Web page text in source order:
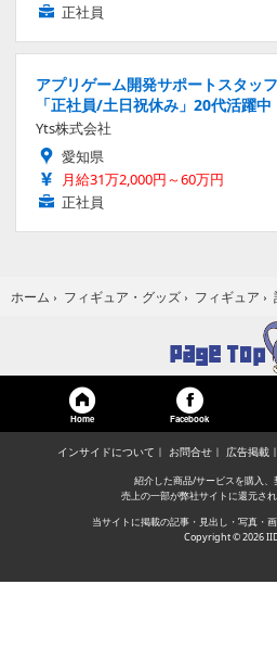
正社員
アプリゲーム開発サポートスタッ
「正社員/土日祝休み」20代活躍中
Yts株式会社
愛知県
月給31万2,000円～60万円
正社員
ホーム › フィギュア・グッズ › フィギュア ›
Home Facebook
インサイドについて お問合せ 広告掲載
紹介した商品/サービスを購入、
売上の一部が弊社サイトに還元され
当サイトに掲載の記事・見出し・写真・
Copyright © 2026